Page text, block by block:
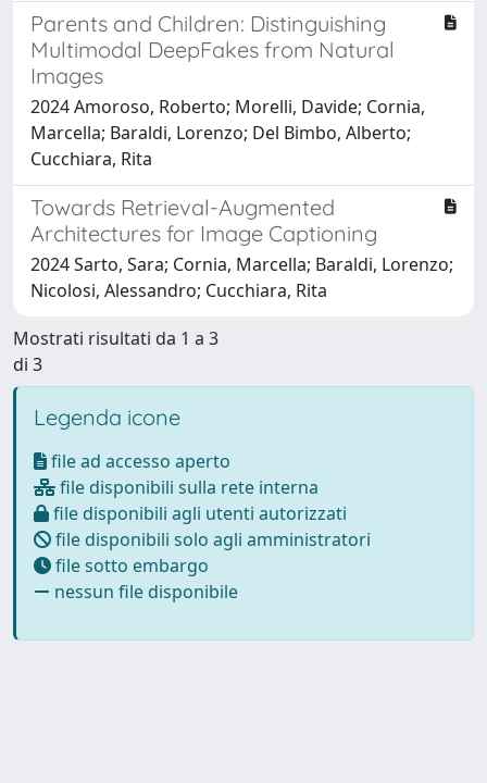
Parents and Children: Distinguishing
Multimodal DeepFakes from Natural
Images
2024 Amoroso, Roberto; Morelli, Davide; Cornia,
Marcella; Baraldi, Lorenzo; Del Bimbo, Alberto;
Cucchiara, Rita
Towards Retrieval-Augmented
Architectures for Image Captioning
2024 Sarto, Sara; Cornia, Marcella; Baraldi, Lorenzo;
Nicolosi, Alessandro; Cucchiara, Rita
Mostrati risultati da 1 a 3
di 3
Legenda icone
file ad accesso aperto
file disponibili sulla rete interna
file disponibili agli utenti autorizzati
file disponibili solo agli amministratori
file sotto embargo
nessun file disponibile